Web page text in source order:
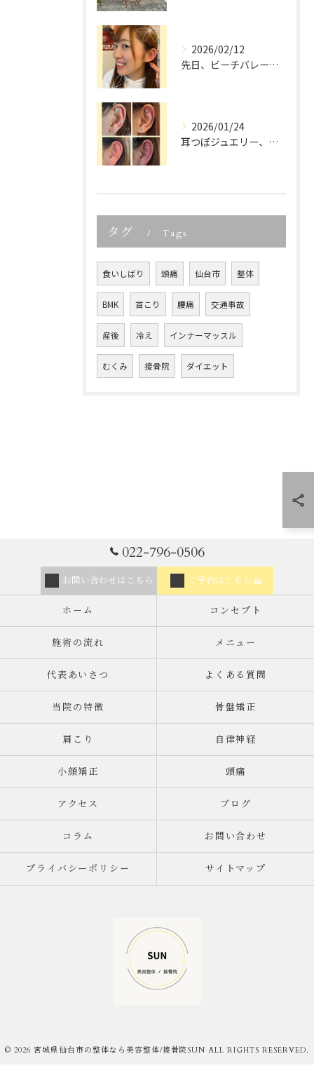
2026/02/12
先日、ビーチバレーでご活躍中の
2026/01/24
耳つぼジュエリー、「可愛いだけでしょ？」って思っていませんか...
タグ Tags
食いしばり 頭痛 仙台市 整体
BMK 首こり 腰痛 交通事故
産後 冷え インナーマッスル
むくみ 接骨院 ダイエット
022-796-0506
お問い合わせはこちら ご予約はこちら
ホーム コンセプト
施術の流れ メニュー
代表あいさつ よくある質問
当院の特徴 骨盤矯正
肩こり 自律神経
小顔矯正 頭痛
アクセス ブログ
コラム お問い合わせ
プライバシーポリシー サイトマップ
© 2026 宮城県仙台市の整体なら美容整体/接骨院SUN ALL RIGHTS RESERVED.